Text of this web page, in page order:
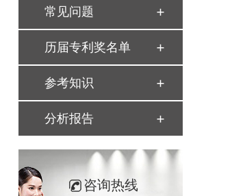
常见问题
历届专利奖名单
参考知识
分析报告
咨询热线